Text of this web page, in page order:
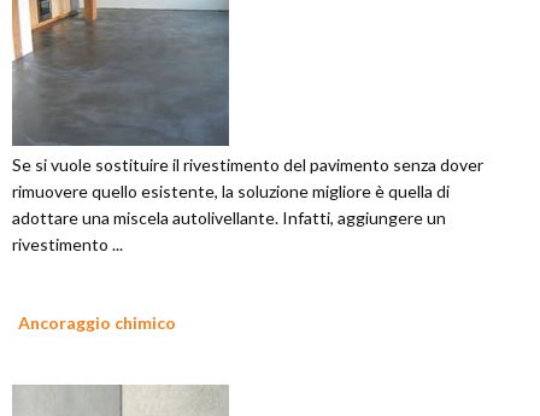
Se si vuole sostituire il rivestimento del pavimento senza dover
rimuovere quello esistente, la soluzione migliore è quella di
adottare una miscela autolivellante. Infatti, aggiungere un
rivestimento ...
Ancoraggio chimico